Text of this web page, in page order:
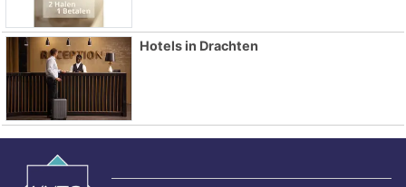
Hotels in Drachten